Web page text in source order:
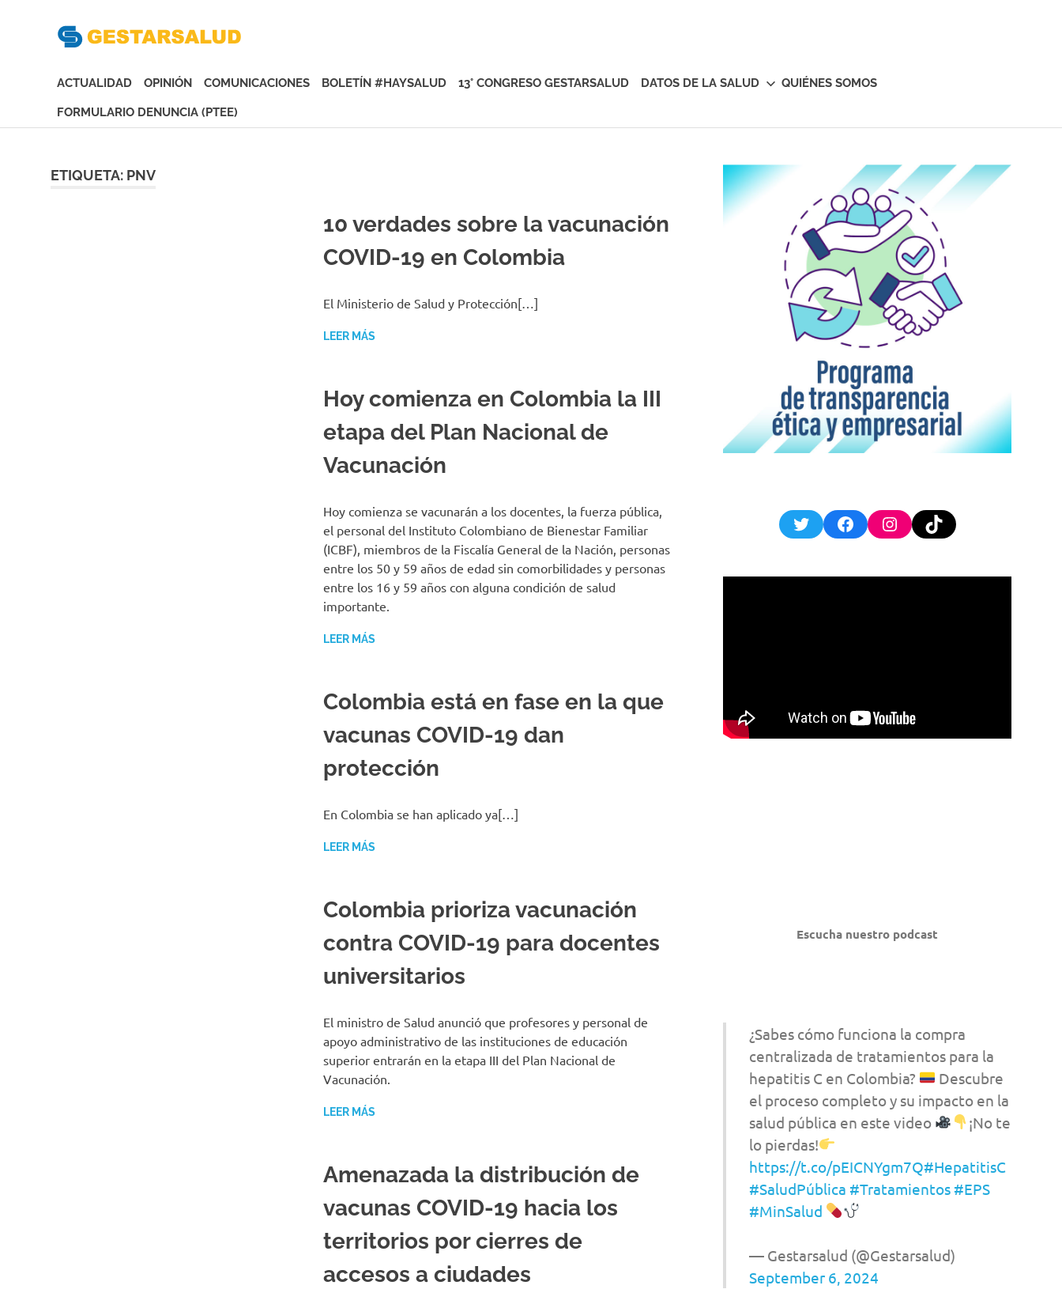
contenido
de
Gestoras
del
la
ACTUALIDAD OPINIÓN COMUNICACIONES BOLETÍN #HAYSALUD 13° CONGRESO GESTARSALUD DATOS DE LA SALUD QUIÉNES SOMOS
FORMULARIO DENUNCIA (PTEE)
ETIQUETA: PNV
10 verdades sobre la vacunación
COVID-19 en Colombia
El Ministerio de Salud y Protección[…]
LEER MÁS
Hoy comienza en Colombia la III
etapa del Plan Nacional de
Vacunación
Hoy comienza se vacunarán a los docentes, la fuerza pública,
el personal del Instituto Colombiano de Bienestar Familiar
(ICBF), miembros de la Fiscalía General de la Nación, personas
entre los 50 y 59 años de edad sin comorbilidades y personas
entre los 16 y 59 años con alguna condición de salud
importante.
LEER MÁS
Colombia está en fase en la que
vacunas COVID-19 dan
protección
En Colombia se han aplicado ya[…]
LEER MÁS
Colombia prioriza vacunación
contra COVID-19 para docentes
universitarios
El ministro de Salud anunció que profesores y personal de
apoyo administrativo de las instituciones de educación
superior entrarán en la etapa III del Plan Nacional de
Vacunación.
LEER MÁS
Amenazada la distribución de
vacunas COVID-19 hacia los
territorios por cierres de
accesos a ciudades
TwitterFacebookInstagram
TikTok
Escucha nuestro podcast
¿Sabes cómo funciona la compra
centralizada de tratamientos para la
hepatitis C en Colombia?
Descubre
el proceso completo y su impacto en la
salud pública en este video
¡No te
lo pierdas!
https://t.co/pEICNYgm7Q#HepatitisC
#SaludPública #Tratamientos #EPS
#MinSalud
— Gestarsalud (@Gestarsalud)
September 6, 2024